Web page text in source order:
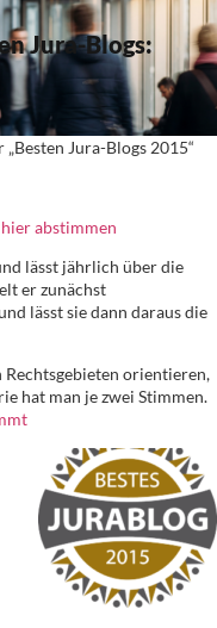
Jura-Blogs:
Jura-Blogs 2015“
hier abstimmen
lässt jährlich über die
er zunächst
lässt sie dann daraus die
Rechtsgebieten orientieren,
hat man je zwei Stimmen.